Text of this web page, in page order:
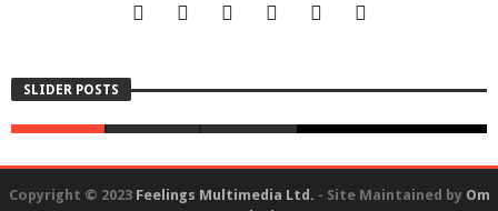
SLIDER POSTS
EDITORIAL TEAM
Copyright © 2023 Feelings Multimedia Ltd. - Site Maintained by Om